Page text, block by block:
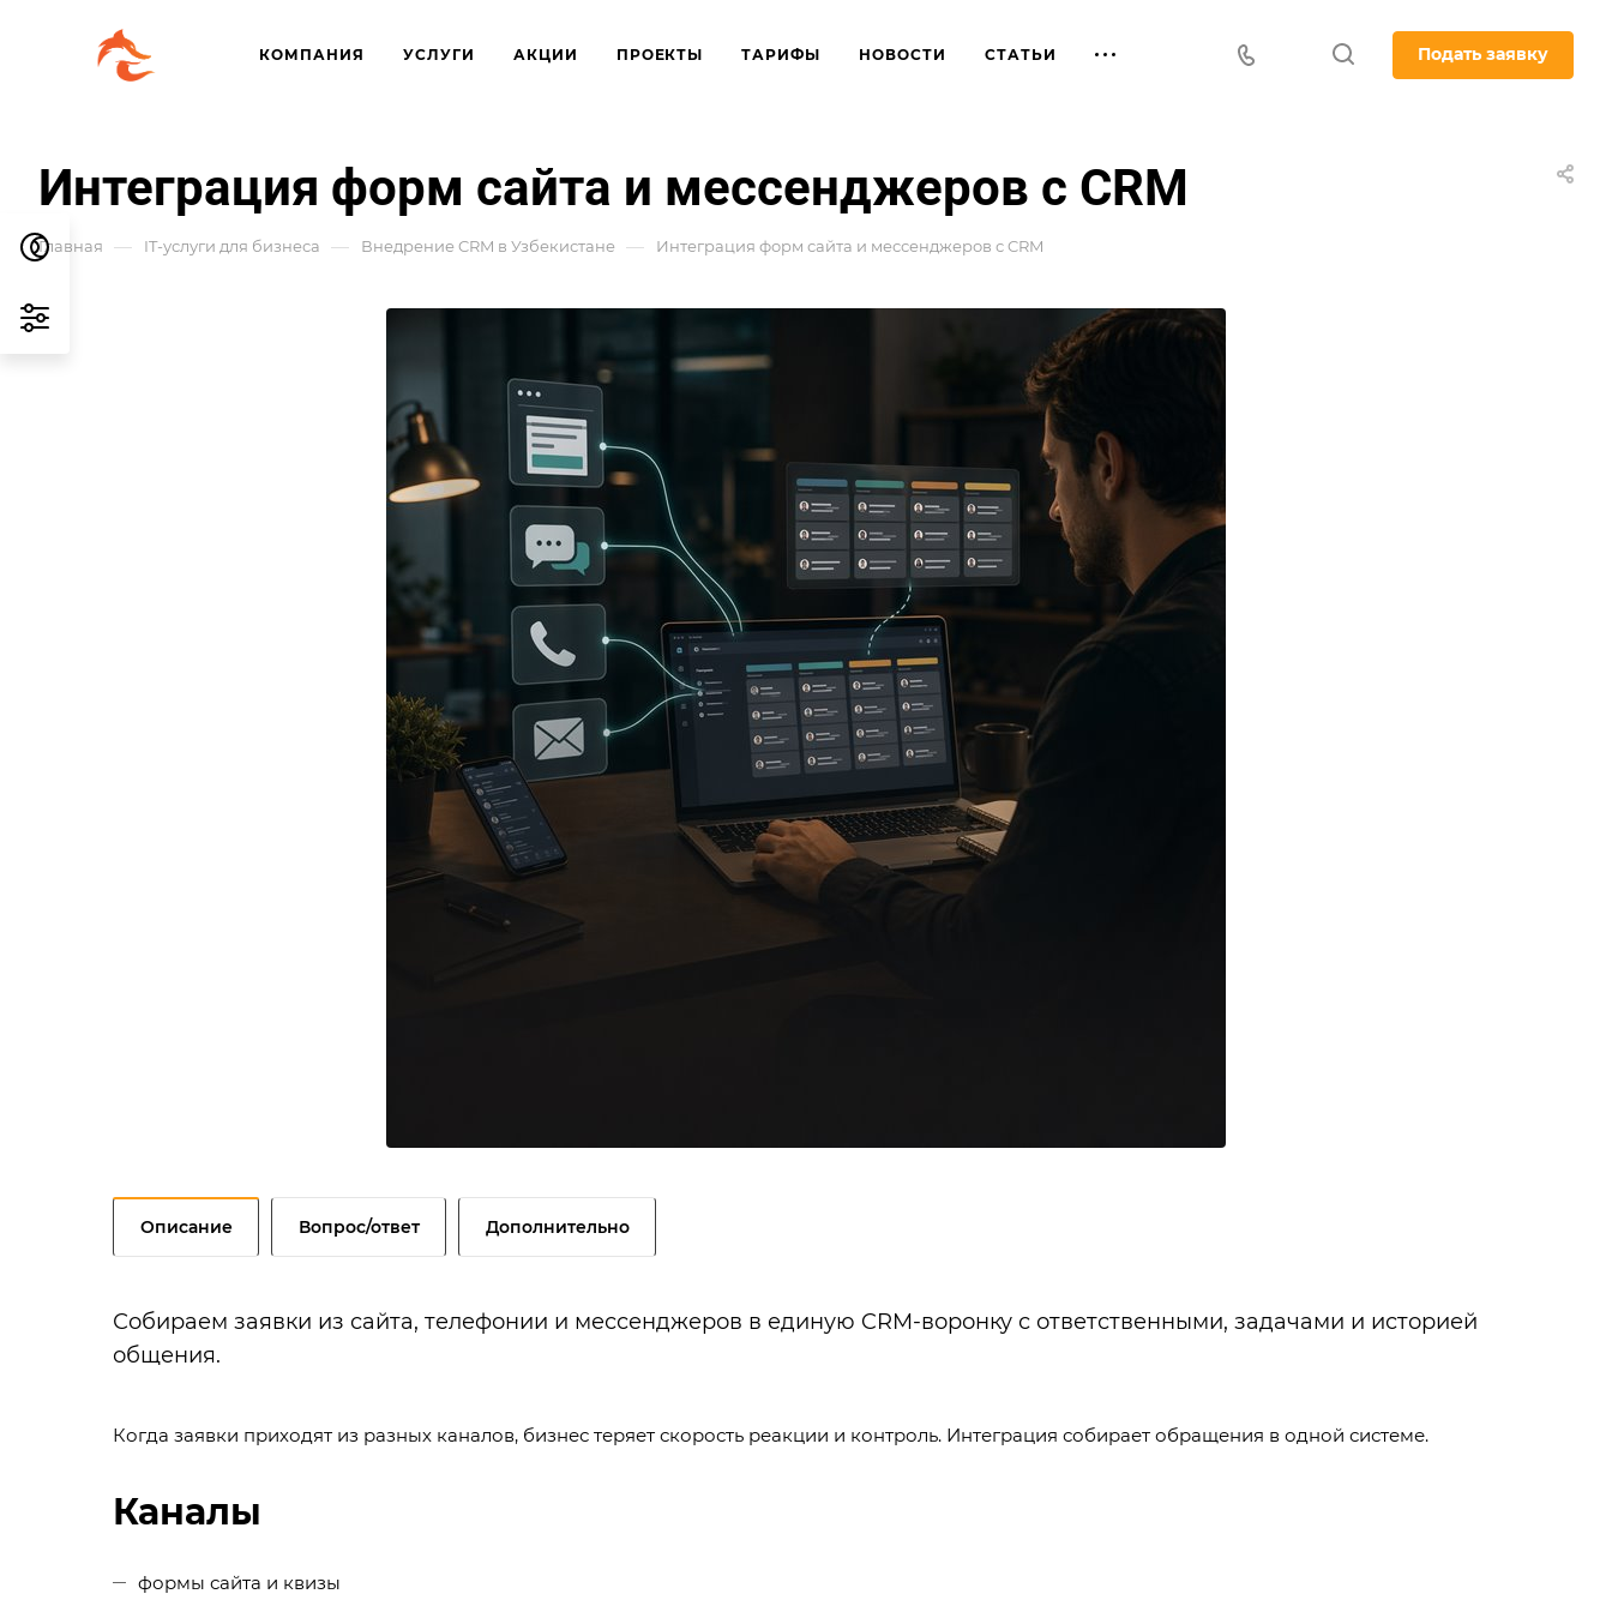
КОМПАНИЯ УСЛУГИ АКЦИИ ПРОЕКТЫ ТАРИФЫ НОВОСТИ СТАТЬИ Подать заявку
Интеграция форм сайта и мессенджеров с CRM
Главная — IT-услуги для бизнеса — Внедрение CRM в Узбекистане — Интеграция форм сайта и мессенджеров с CRM
Описание Вопрос/ответ Дополнительно
Собираем заявки из сайта, телефонии и мессенджеров в единую CRM-воронку с ответственными, задачами и историей
общения.
Когда заявки приходят из разных каналов, бизнес теряет скорость реакции и контроль. Интеграция собирает обращения в одной системе.
Каналы
формы сайта и квизы